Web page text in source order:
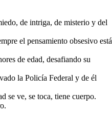
de intriga, de misterio y del
el pensamiento obsesivo está
de edad, desafiando su
la Policía Federal y de él
se ve, se toca, tiene cuerpo.